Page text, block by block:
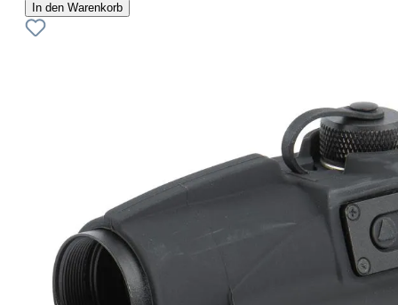
In den Warenkorb